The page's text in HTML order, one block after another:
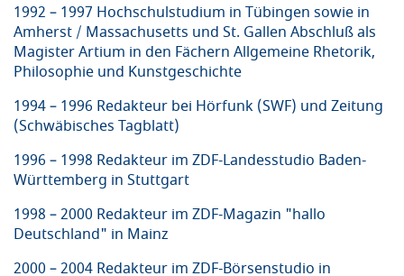
1992 – 1997 Hochschulstudium in Tübingen sowie in
Amherst / Massachusetts und St. Gallen Abschluß als
Magister Artium in den Fächern Allgemeine Rhetorik,
Philosophie und Kunstgeschichte
1994 – 1996 Redakteur bei Hörfunk (SWF) und Zeitung
(Schwäbisches Tagblatt)
1996 – 1998 Redakteur im ZDF-Landesstudio Baden-
Württemberg in Stuttgart
1998 – 2000 Redakteur im ZDF-Magazin "hallo
Deutschland" in Mainz
2000 – 2004 Redakteur im ZDF-Börsenstudio in